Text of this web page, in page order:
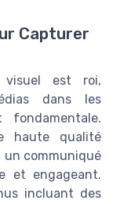
Capturer
est roi,
dans les
haute qualité
communiqué
et engageant.
incluant des